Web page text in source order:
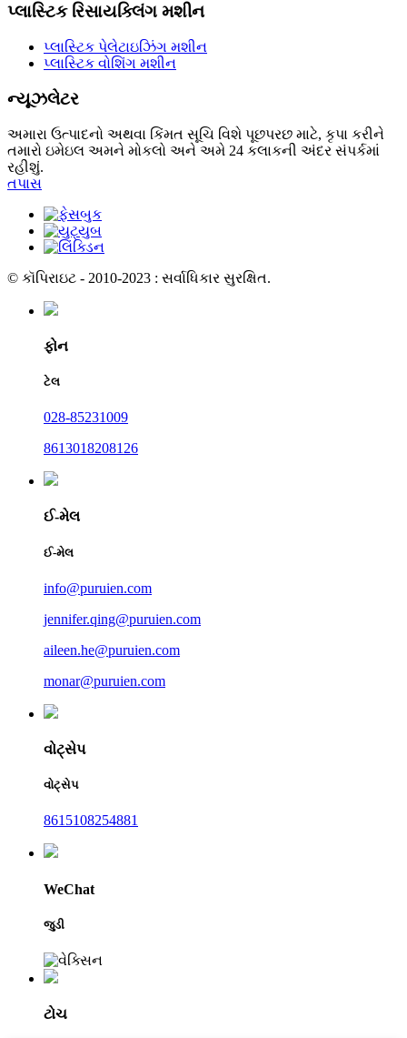
પ્લાસ્ટિક રિસાયક્લિંગ મશીન
પ્લાસ્ટિક પેલેટાઇઝિંગ મશીન
પ્લાસ્ટિક વોશિંગ મશીન
ન્યૂઝલેટર
અમારા ઉત્પાદનો અથવા કિંમત સૂચિ વિશે પૂછપરછ માટે, કૃપા કરીને
તમારો ઇમેઇલ અમને મોકલો અને અમે 24 કલાકની અંદર સંપર્કમાં
રહીશું.
તપાસ
© કૉપિરાઇટ - 2010-2023 : સર્વાધિકાર સુરક્ષિત.
ફોન
ટેલ
028-85231009
8613018208126
ઈ-મેલ
ઈ-મેલ
info@puruien.com
jennifer.qing@puruien.com
aileen.he@puruien.com
monar@puruien.com
વોટ્સેપ
વોટ્સેપ
8615108254881
WeChat
જુડી
ટોચ